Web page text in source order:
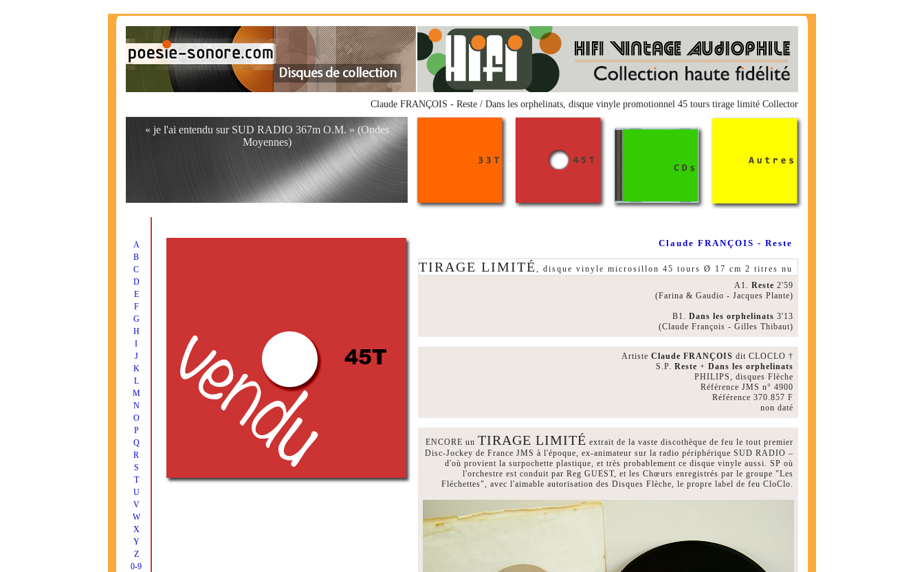
Claude FRANÇOIS - Reste / Dans les orphelinats, disque vinyle promotionnel 45 tours tirage limité Collector
« je l'ai entendu sur SUD RADIO 367m O.M. » (Ondes
Moyennes)
A
B
C
D
E
F
G
H
I
J
K
L
M
N
O
P
Q
R
S
T
U
V
W
X
Y
Z
0-9
Claude FRANÇOIS - Reste
TIRAGE LIMITÉ, disque vinyle microsillon 45 tours Ø 17 cm 2 titres nu
A1. Reste 2'59
(Farina & Gaudio - Jacques Plante)
B1. Dans les orphelinats 3'13
(Claude François - Gilles Thibaut)
Artiste Claude FRANÇOIS dit CLOCLO †
S.P. Reste + Dans les orphelinats
PHILIPS, disques Flèche
Référence JMS n° 4900
Référence 370.857 F
non daté
ENCORE un TIRAGE LIMITÉ extrait de la vaste discothèque de feu le tout premier
Disc-Jockey de France JMS à l'époque, ex-animateur sur la radio périphérique SUD RADIO –
d'où provient la surpochette plastique, et très probablement ce disque vinyle aussi. SP où
l'orchestre est conduit par Reg GUEST, et les Chœurs enregistrés par le groupe "Les
Fléchettes", avec l'aimable autorisation des Disques Flèche, le propre label de feu CloClo.